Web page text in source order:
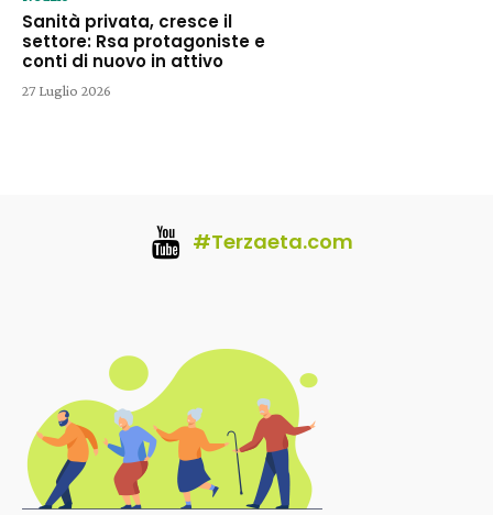
Sanità privata, cresce il
settore: Rsa protagoniste e
conti di nuovo in attivo
27 Luglio 2026
#Terzaeta.com